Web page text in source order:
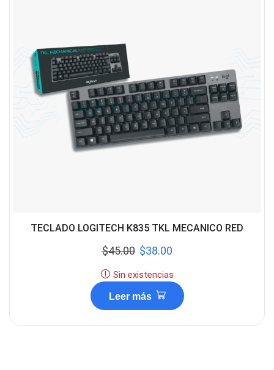
TECLADO LOGITECH K835 TKL MECANICO RED
$45.00 $38.00
Sin existencias
Leer más